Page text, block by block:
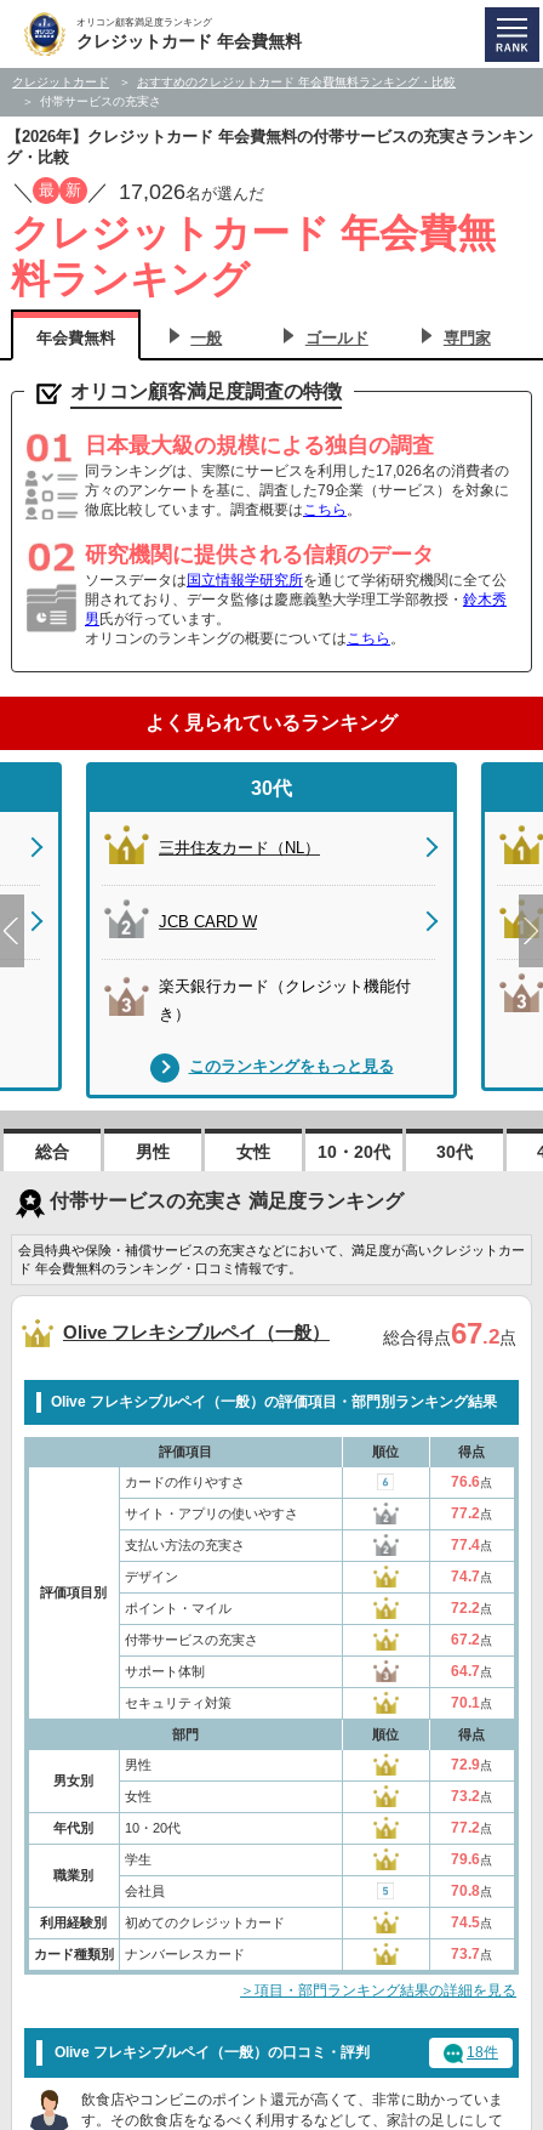
オリコン顧客満足度ランキング
クレジットカード 年会費無料
クレジットカード
おすすめのクレジットカード 年会費無料ランキング・比較
付帯サービスの充実さ
【2026年】クレジットカード 年会費無料の付帯サービスの充実さランキン
グ・比較
／ 最 新 ／ 17,026名が選んだ
クレジットカード 年会費無
料ランキング
年会費無料 一般 ゴールド 専門家
オリコン顧客満足度調査の特徴
日本最大級の規模による独自の調査
同ランキングは、実際にサービスを利用した17,026名の消費者の
方々のアンケートを基に、調査した79企業（サービス）を対象に
徹底比較しています。調査概要はこちら 。
研究機関に提供される信頼のデータ
ソースデータは 国立情報学研究所を通じて学術研究機関に全て公
開されており、データ監修は慶應義塾大学理工学部教授・ 鈴木秀
男 氏が行っています。
オリコンのランキングの概要についてはこちら 。
よく見られているランキング
30代
三井住友カード（NL）
JCB CARD W
楽天銀行カード（クレジット機能付
き）
このランキングをもっと見る
総合 男性 女性 10・20代 30代
付帯サービスの充実さ 満足度ランキング
会員特典や保険・補償サービスの充実さなどにおいて、満足度が高いクレジットカー
ド 年会費無料のランキング・口コミ情報です。
Olive フレキシブルペイ（一般） 総合得点67.2点
Olive フレキシブルペイ（一般）の評価項目・部門別ランキング結果
評価項目 順位 得点
評価項目別
カードの作りやすさ 76.6点
サイト・アプリの使いやすさ 77.2点
支払い方法の充実さ 77.4点
デザイン 74.7点
ポイント・マイル 72.2点
付帯サービスの充実さ 67.2点
サポート体制 64.7点
セキュリティ対策 70.1点
部門 順位 得点
男女別
男性 72.9点
女性 73.2点
年代別 10・20代 77.2点
職業別
学生 79.6点
会社員 70.8点
利用経験別 初めてのクレジットカード 74.5点
カード種類別 ナンバーレスカード 73.7点
＞項目・部門ランキング結果の詳細を見る
Olive フレキシブルペイ（一般）の口コミ・評判 18件
飲食店やコンビニのポイント還元が高くて、非常に助かっていま
す。その飲食店をなるべく利用するなどして、家計の足しにして